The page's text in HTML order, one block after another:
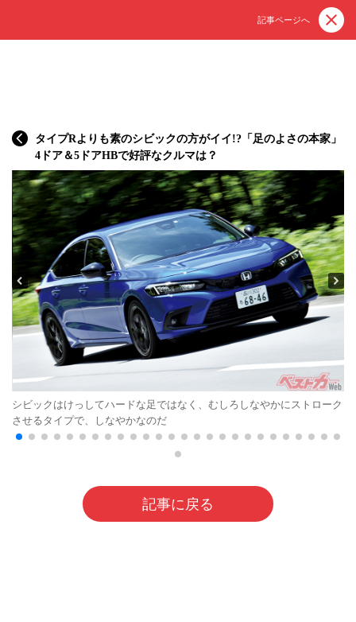
記事ページへ
タイプRよりも素のシビックの方がイイ!?「足のよさの本家」
4ドア＆5ドアHBで好評なクルマは？
シビックはけっしてハードな足ではなく、むしろしなやかにストローク
させるタイプで、しなやかなのだ
記事に戻る